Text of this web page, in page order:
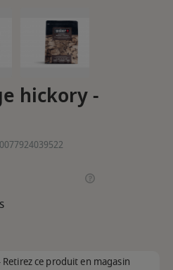
hickory -
0077924039522
Retirez ce produit en magasin